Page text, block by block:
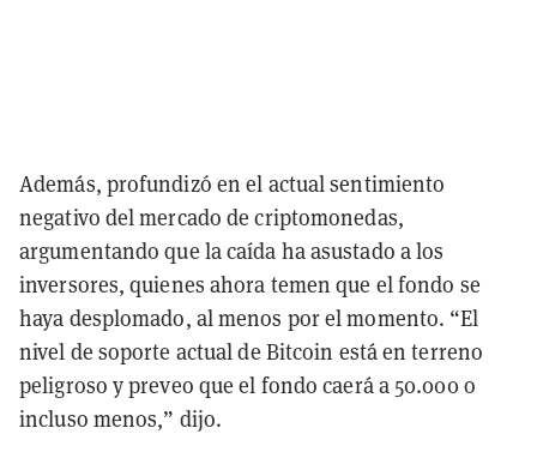
Además, profundizó en el actual sentimiento
negativo del mercado de criptomonedas,
argumentando que la caída ha asustado a los
inversores, quienes ahora temen que el fondo se
haya desplomado, al menos por el momento. “El
nivel de soporte actual de Bitcoin está en terreno
peligroso y preveo que el fondo caerá a 50.000 o
incluso menos,” dijo.